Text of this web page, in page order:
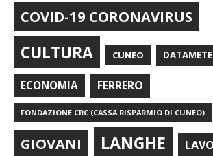
COVID-19 CORONAVIRUS
CULTURA CUNEO
ECONOMIA FERRERO
FONDAZIONE CRC (CASSA RISPARMIO DI CUNEO)
GIOVANI LANGHE